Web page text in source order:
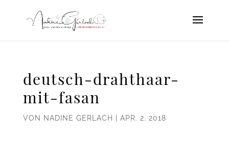
deutsch-drahthaar-
mit-fasan
VON NADINE GERLACH APR. 2, 2018